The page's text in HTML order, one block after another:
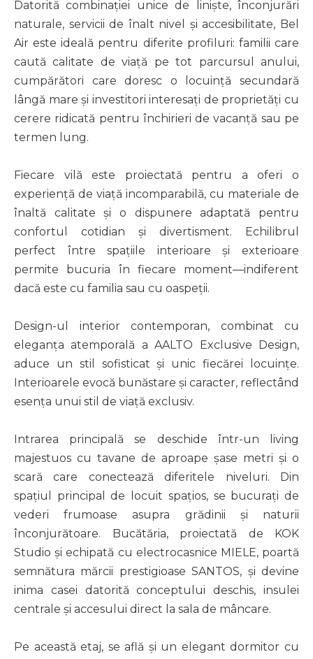
Datorită combinației unice de liniște, înconjurări
naturale, servicii de înalt nivel și accesibilitate, Bel
Air este ideală pentru diferite profiluri: familii care
caută calitate de viață pe tot parcursul anului,
cumpărători care doresc o locuință secundară
lângă mare și investitori interesați de proprietăți cu
cerere ridicată pentru închirieri de vacanță sau pe
termen lung.
Fiecare vilă este proiectată pentru a oferi o
experiență de viață incomparabilă, cu materiale de
înaltă calitate și o dispunere adaptată pentru
confortul cotidian și divertisment. Echilibrul
perfect între spațiile interioare și exterioare
permite bucuria în fiecare moment—indiferent
dacă este cu familia sau cu oaspeții.
Design-ul interior contemporan, combinat cu
eleganța atemporală a AALTO Exclusive Design,
aduce un stil sofisticat și unic fiecărei locuințe.
Interioarele evocă bunăstare și caracter, reflectând
esența unui stil de viață exclusiv.
Intrarea principală se deschide într-un living
majestuos cu tavane de aproape șase metri și o
scară care conectează diferitele niveluri. Din
spațiul principal de locuit spațios, se bucurați de
vederi frumoase asupra grădinii și naturii
înconjurătoare. Bucătăria, proiectată de KOK
Studio și echipată cu electrocasnice MIELE, poartă
semnătura mărcii prestigioase SANTOS, și devine
inima casei datorită conceptului deschis, insulei
centrale și accesului direct la sala de mâncare.
Pe această etaj, se află și un elegant dormitor cu